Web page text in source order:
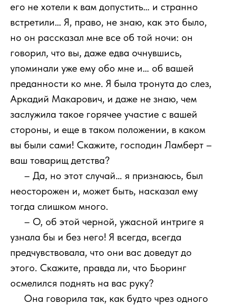
его не хотели к вам допустить… и странно
встретили… Я, право, не знаю, как это было,
но он рассказал мне все об той ночи: он
говорил, что вы, даже едва очнувшись,
упоминали уже ему обо мне и… об вашей
преданности ко мне. Я была тронута до слез,
Аркадий Макарович, и даже не знаю, чем
заслужила такое горячее участие с вашей
стороны, и еще в таком положении, в каком
вы были сами! Скажите, господин Ламберт –
ваш товарищ детства?
– Да, но этот случай… я признаюсь, был
неосторожен и, может быть, насказал ему
тогда слишком много.
– О, об этой черной, ужасной интриге я
узнала бы и без него! Я всегда, всегда
предчувствовала, что они вас доведут до
этого. Скажите, правда ли, что Бьоринг
осмелился поднять на вас руку?
Она говорила так, как будто чрез одного